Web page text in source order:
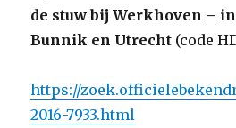
de stuw bij Werkhoven –
Bunnik en Utrecht (code
https://
2016-7933.html